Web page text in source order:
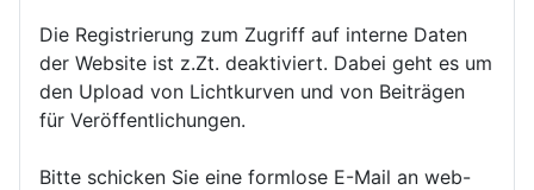
Die Registrierung zum Zugriff auf interne Daten
der Website ist z.Zt. deaktiviert. Dabei geht es um
den Upload von Lichtkurven und von Beiträgen
für Veröffentlichungen.
Bitte schicken Sie eine formlose E-Mail an web-